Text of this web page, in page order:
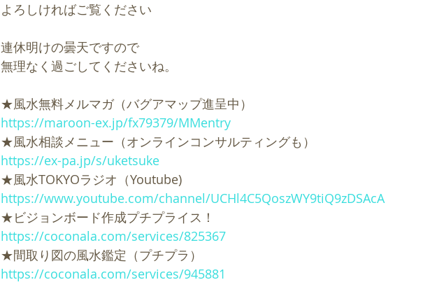
よろしければご覧ください
連休明けの曇天ですので
無理なく過ごしてくださいね。
★風水無料メルマガ（バグアマップ進呈中）
https://maroon-ex.jp/fx79379/MMentry
★風水相談メニュー（オンラインコンサルティングも）
https://ex-pa.jp/s/uketsuke
★風水TOKYOラジオ（Youtube)
https://www.youtube.com/channel/UCHl4C5QoszWY9tiQ9zDSAcA
★ビジョンボード作成プチプライス！
https://coconala.com/services/825367
★間取り図の風水鑑定（プチプラ）
https://coconala.com/services/945881